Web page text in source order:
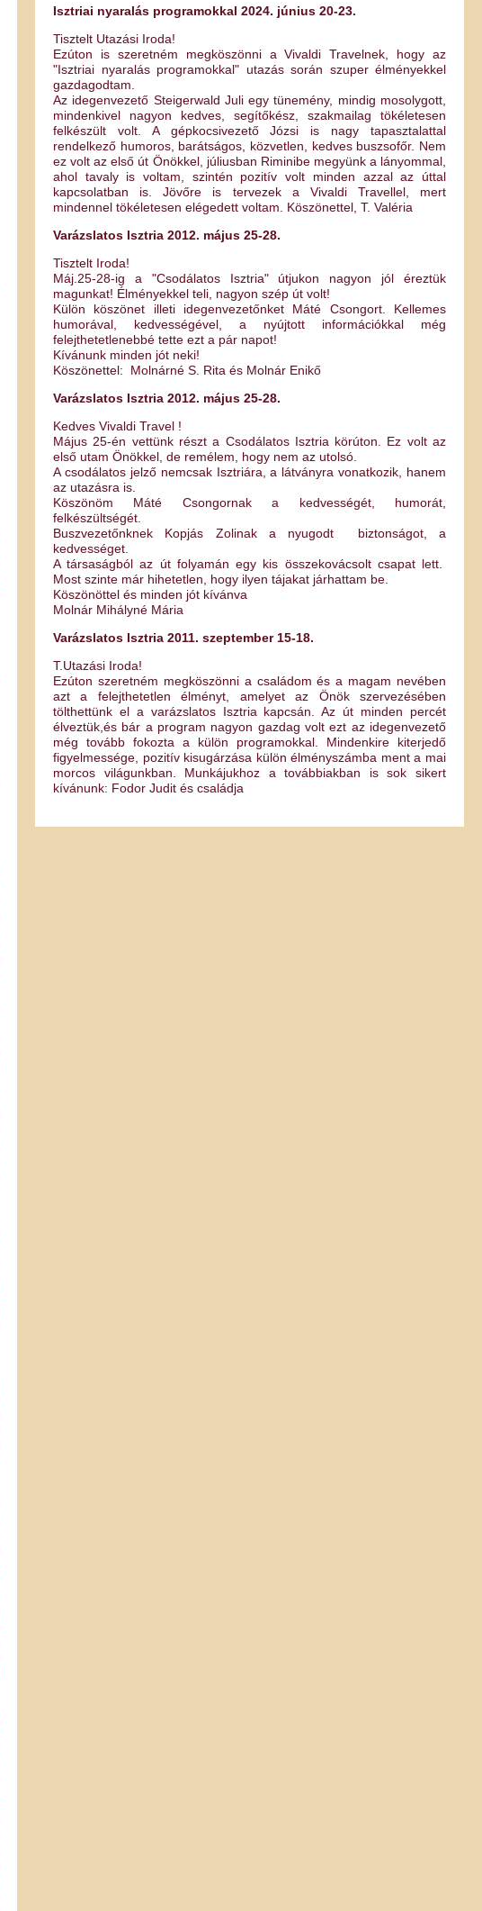
Isztriai nyaralás programokkal 2024. június 20-23.
Tisztelt Utazási Iroda!
Ezúton is szeretném megköszönni a Vivaldi Travelnek, hogy az
"Isztriai nyaralás programokkal" utazás során szuper élményekkel
gazdagodtam.
Az idegenvezető Steigerwald Juli egy tünemény, mindig mosolygott,
mindenkivel nagyon kedves, segítőkész, szakmailag tökéletesen
felkészült volt. A gépkocsivezető Józsi is nagy tapasztalattal
rendelkező humoros, barátságos, közvetlen, kedves buszsofőr. Nem
ez volt az első út Önökkel, júliusban Riminibe megyünk a lányommal,
ahol tavaly is voltam, szintén pozitív volt minden azzal az úttal
kapcsolatban is. Jövőre is tervezek a Vivaldi Travellel, mert
mindennel tökéletesen elégedett voltam. Köszönettel, T. Valéria
Varázslatos Isztria 2012. május 25-28.
Tisztelt Iroda!
Máj.25-28-ig a "Csodálatos Isztria" útjukon nagyon jól éreztük
magunkat! Élményekkel teli, nagyon szép út volt!
Külön köszönet illeti idegenvezetőnket Máté Csongort. Kellemes
humorával, kedvességével, a nyújtott információkkal még
felejthetetlenebbé tette ezt a pár napot!
Kívánunk minden jót neki!
Köszönettel: Molnárné S. Rita és Molnár Enikő
Varázslatos Isztria 2012. május 25-28.
Kedves Vivaldi Travel !
Május 25-én vettünk részt a Csodálatos Isztria körúton. Ez volt az
első utam Önökkel, de remélem, hogy nem az utolsó.
A csodálatos jelző nemcsak Isztriára, a látványra vonatkozik, hanem
az utazásra is.
Köszönöm Máté Csongornak a kedvességét, humorát,
felkészültségét.
Buszvezetőnknek Kopjás Zolinak a nyugodt biztonságot, a
kedvességet.
A társaságból az út folyamán egy kis összekovácsolt csapat lett.
Most szinte már hihetetlen, hogy ilyen tájakat járhattam be.
Köszönöttel és minden jót kívánva
Molnár Mihályné Mária
Varázslatos Isztria 2011. szeptember 15-18.
T.Utazási Iroda!
Ezúton szeretném megköszönni a családom és a magam nevében
azt a felejthetetlen élményt, amelyet az Önök szervezésében
tölthettünk el a varázslatos Isztria kapcsán. Az út minden percét
élveztük,és bár a program nagyon gazdag volt ezt az idegenvezető
még tovább fokozta a külön programokkal. Mindenkire kiterjedő
figyelmessége, pozitív kisugárzása külön élményszámba ment a mai
morcos világunkban. Munkájukhoz a továbbiakban is sok sikert
kívánunk: Fodor Judit és családja